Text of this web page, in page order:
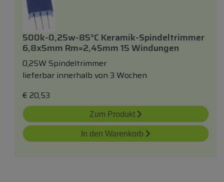
500k-0,25w-85°c Keramik-Spindeltrimmer
6,8x5mm Rm=2,45mm 15 Windungen
0,25W Spindeltrimmer
lieferbar innerhalb von 3 Wochen
€ 20,53
Zum Produkt
In den Warenkorb